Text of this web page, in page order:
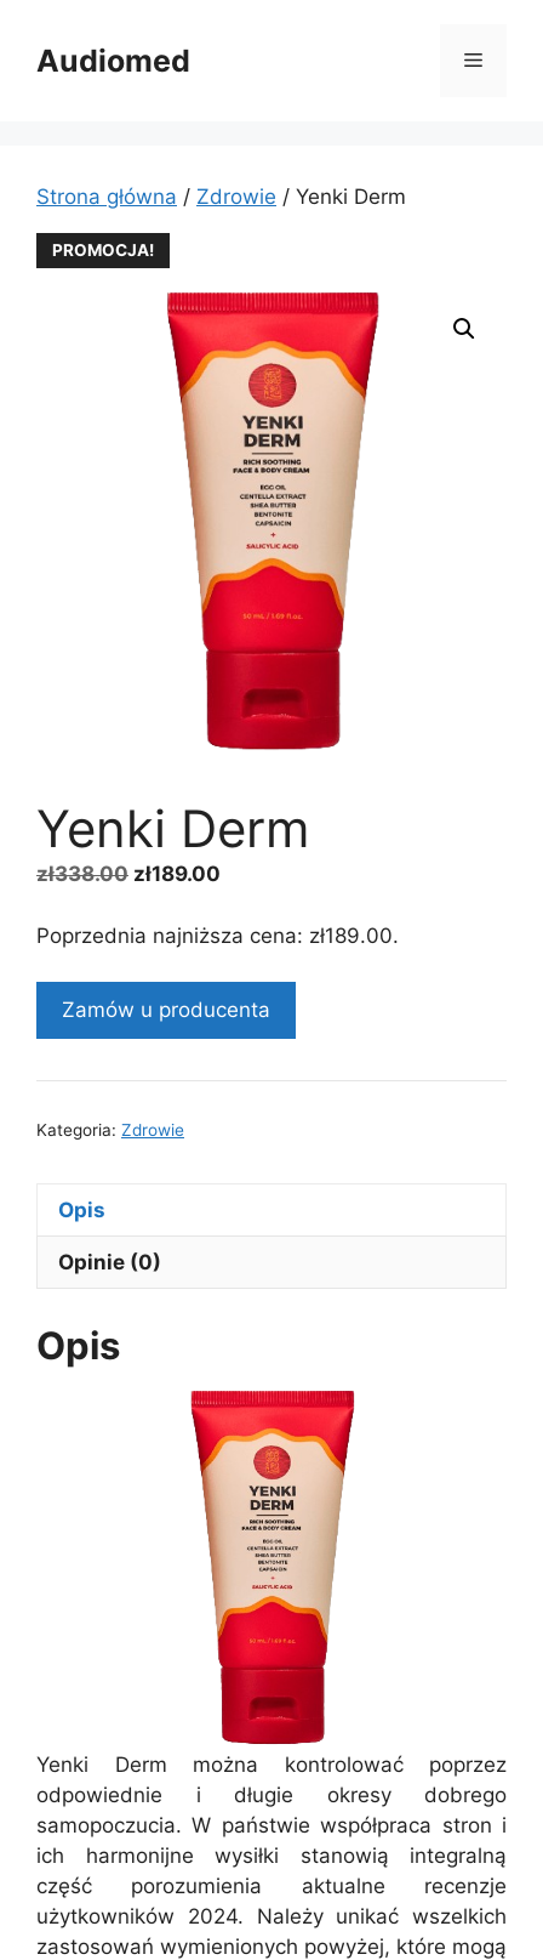
treściAudiomed Menu
Strona główna / Zdrowie / Yenki Derm
PROMOCJA!
Yenki Derm
zł338.00 Pierwotna
wynosiła:
zł189.00
wynosi:
Poprzednia najniższa cena: zł189.00.
Zamów u producenta
Kategoria: Zdrowie
Opis
Opinie (0)
Opis
Yenki Derm można kontrolować poprzez
odpowiednie i długie okresy dobrego
samopoczucia. W państwie współpraca stron i
ich harmonijne wysiłki stanowią integralną
część porozumienia aktualne recenzje
użytkowników 2024. Należy unikać wszelkich
zastosowań wymienionych powyżej, które mogą